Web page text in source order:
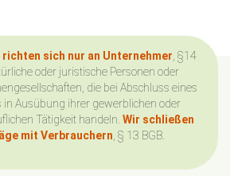
sich nur an Unternehmer , §14
oder juristische Personen oder
die bei Abschluss eines
in Ausübung ihrer gewerblichen oder
Tätigkeit handeln. Wir schließen
mit Verbrauchern , § 13 BGB.